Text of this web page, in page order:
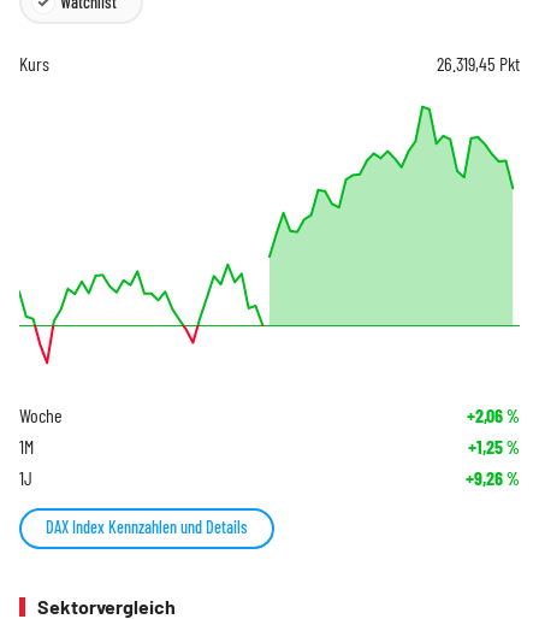
Kurs 26.319,45 Pkt
Woche +2,06%
1M +1,25%
1J +9,26%
DAX Index Kennzahlen und Details
Sektorvergleich